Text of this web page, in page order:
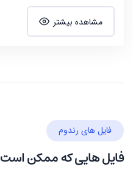
مشاهده بیشتر
فایل های رندوم
فایل هایی که ممکن است